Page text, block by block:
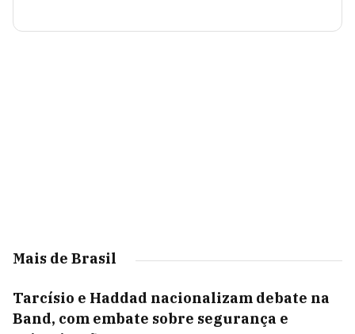
Mais de Brasil
Tarcísio e Haddad nacionalizam debate na
Band, com embate sobre segurança e